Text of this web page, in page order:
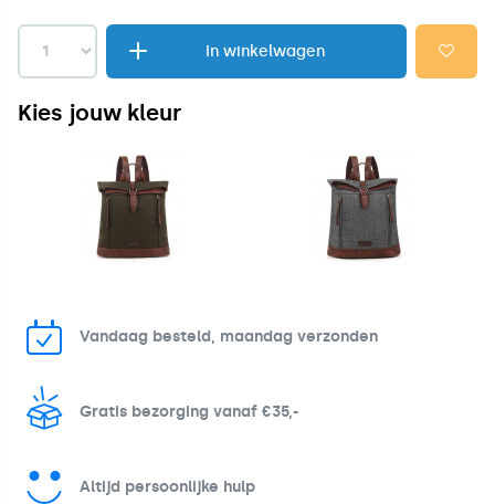
In winkelwagen
Kies jouw kleur
Vandaag besteld, maandag verzonden
Gratis bezorging vanaf €35,-
Altijd persoonlijke hulp